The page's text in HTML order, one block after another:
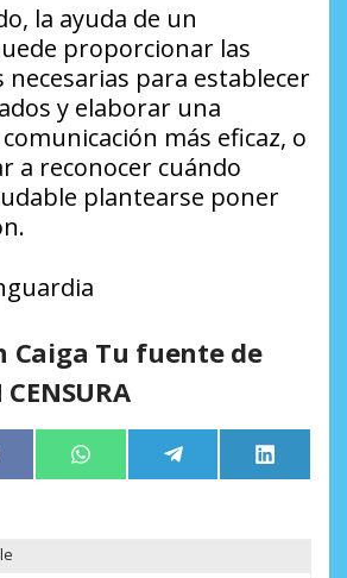
la ayuda de un
proporcionar las
para establecer
y elaborar una
más eficaz, o
a reconocer cuándo
plantearse poner
Caiga Tu fuente de
Compartir
en
WhatsApp Compartir
en
Telegram
en
LinkedIn